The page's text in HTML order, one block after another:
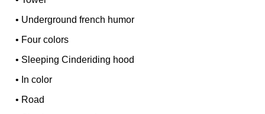
• Underground french humor
• Four colors
• Sleeping Cinderiding hood
• In color
• Road